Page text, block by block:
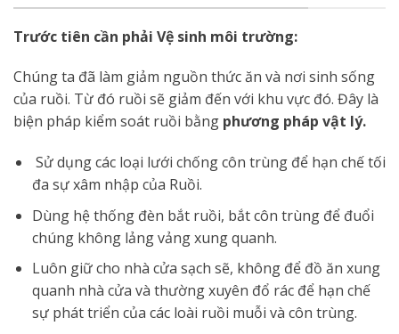
Trước tiên cần phải Vệ sinh môi trường:
Chúng ta đã làm giảm nguồn thức ăn và nơi sinh sống
của ruồi. Từ đó ruồi sẽ giảm đến với khu vực đó. Đây là
biện pháp kiểm soát ruồi bằng phương pháp vật lý.
Sử dụng các loại lưới chống côn trùng để hạn chế tối
đa sự xâm nhập của Ruồi.
Dùng hệ thống đèn bắt ruồi, bắt côn trùng để đuổi
chúng không lảng vảng xung quanh.
Luôn giữ cho nhà cửa sạch sẽ, không để đồ ăn xung
quanh nhà cửa và thường xuyên đổ rác để hạn chế
sự phát triển của các loài ruồi muỗi và côn trùng.